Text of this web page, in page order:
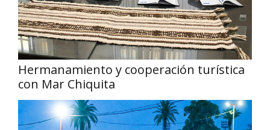
Hermanamiento y cooperación turística
con Mar Chiquita